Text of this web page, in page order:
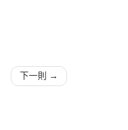
下一則 →